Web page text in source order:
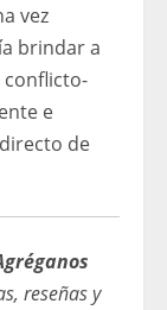
vez
brindar a
conflicto-
e
de
reseñas y